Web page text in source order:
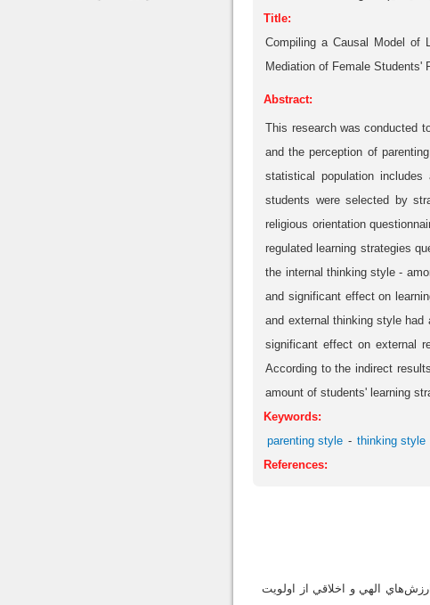
Title:
Compiling a Causal Model of
Mediation of Female Students'
Abstract:
This research was conducted
and the perception of
statistical population
students were selected by
religious orientation
regulated learning strategies
the internal thinking style -
and significant effect on
and external thinking style
significant effect on external
According to the indirect
amount of students' learning
Keywords:
parenting style
thinking style
References:
الهي و اخلاقي از اولويت